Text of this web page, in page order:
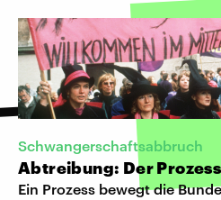
Schwangerschaftsabbruch
Abtreibung: Der
Ein Prozess bewegt die